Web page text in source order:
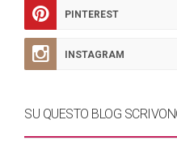
PINTEREST
INSTAGRAM
SU QUESTO BLOG